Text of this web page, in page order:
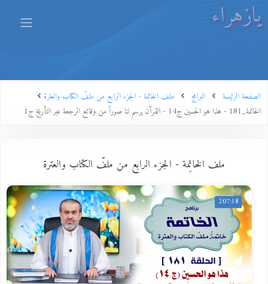
يازهراء
الصفحة الرئيسة البرامج
ملف الخاتِمة - الجزء الرابع من ملفّ الكتاب والعترة
الخاتمة_181 - هذا هو الحسين ج14 - القرآن يرسم لنا صوراً من وقائع الرجعة عبر التأريخ ج1
ملف الخاتِمة - الجزء الرابع من ملفّ الكتاب والعترة
2:07:18